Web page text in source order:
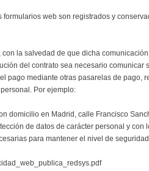
web son registrados y
la salvedad de que dicha
del contrato sea necesario comunicar
pago mediante otras pasarelas de pago,
Por ejemplo:
domicilio en Madrid, calle Francisco
de datos de carácter personal y
para mantener el nivel de